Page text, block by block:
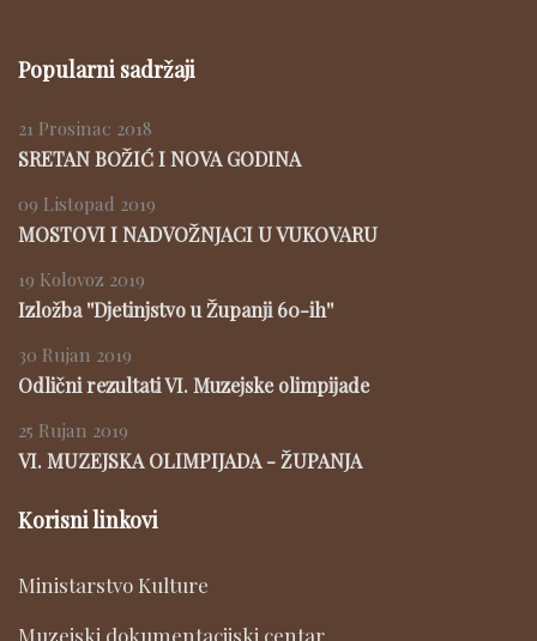
Popularni sadržaji
21 Prosinac 2018
SRETAN BOŽIĆ I NOVA GODINA
09 Listopad 2019
MOSTOVI I NADVOŽNJACI U VUKOVARU
19 Kolovoz 2019
Izložba ''Djetinjstvo u Županji 60-ih''
30 Rujan 2019
Odlični rezultati VI. Muzejske olimpijade
25 Rujan 2019
VI. MUZEJSKA OLIMPIJADA - ŽUPANJA
Korisni linkovi
Ministarstvo Kulture
Muzejski dokumentacijski centar